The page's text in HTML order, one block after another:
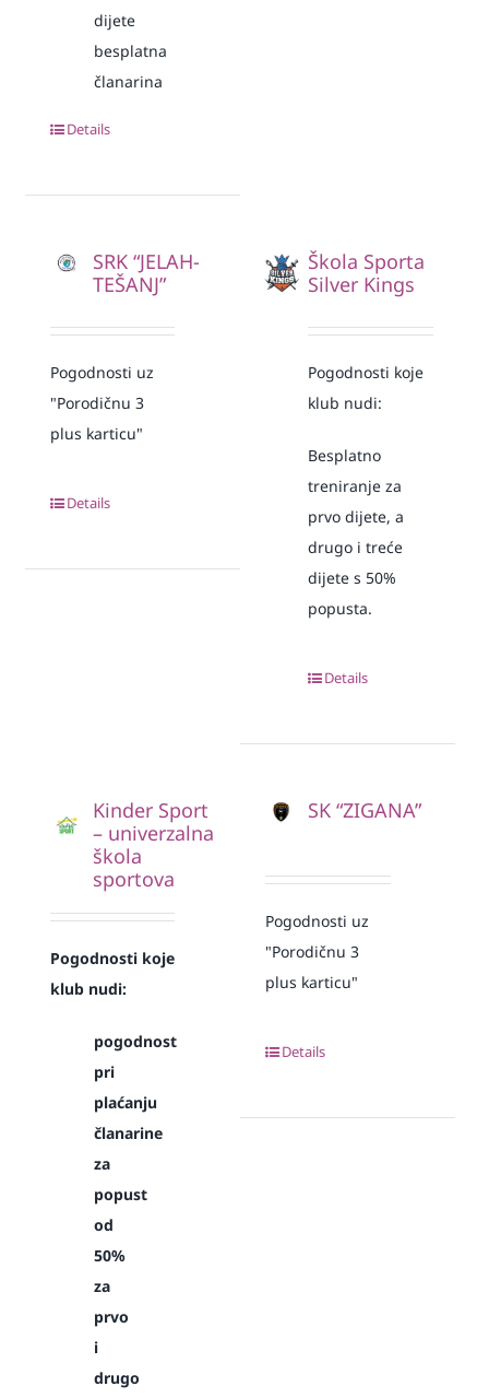
dijete
besplatna
članarina
Details
SRK “JELAH-
TEŠANJ”
Pogodnosti uz
"Porodičnu 3
plus karticu"
Details
Škola Sporta
Silver Kings
Pogodnosti koje
klub nudi:
Besplatno
treniranje za
prvo dijete, a
drugo i treće
dijete s 50%
popusta.
Details
Kinder Sport
– univerzalna
škola
sportova
Pogodnosti koje
klub nudi:
pogodnost
pri
plaćanju
članarine
za
popust
od
50%
za
prvo
i
drugo
SK “ZIGANA”
Pogodnosti uz
"Porodičnu 3
plus karticu"
Details